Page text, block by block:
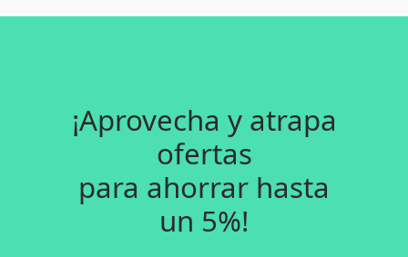
¡Aprovecha y atrapa
ofertas
para ahorrar hasta
un 5%!